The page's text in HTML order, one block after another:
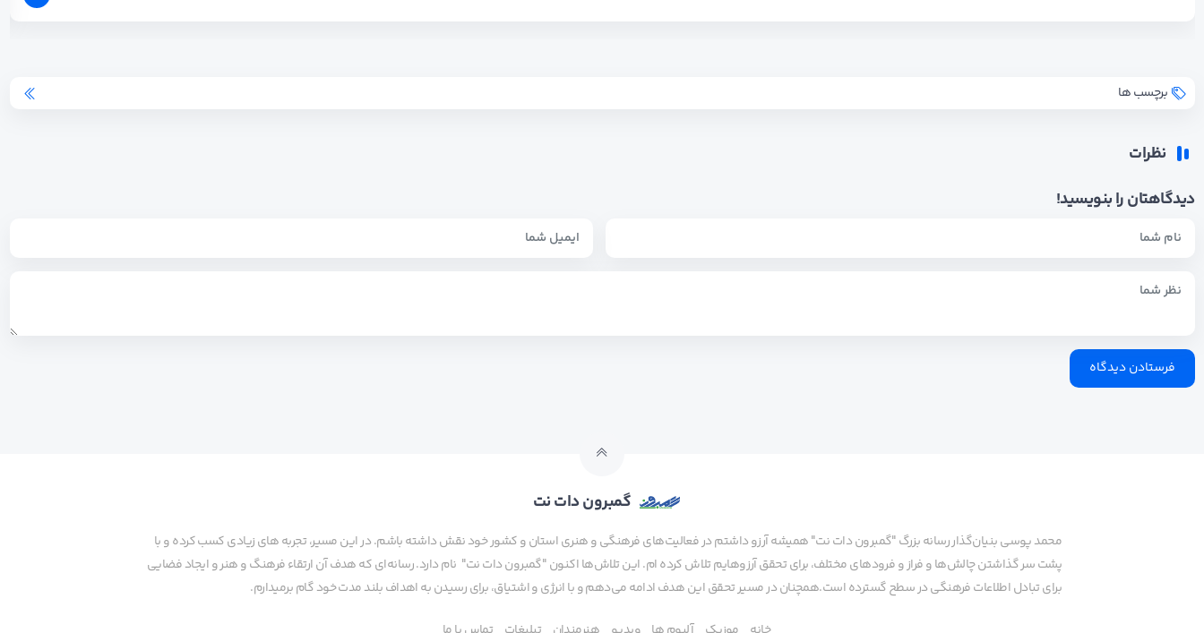
برچسب ها
نظرات
دیدگاهتان را بنویسید!
گمبرون دات نت
محمد پوسی بنیان‌گذار رسانه بزرگ "گمبرون دات نت" همیشه آرزو داشتم در فعالیت‌های فرهنگی و هنری استان و کشور خود نقش داشته باشم. در این مسیر، تجربه های زیادی کسب کرده و با
پشت سر گذاشتن چالش‌ها و فراز و فرودهای مختلف، برای تحقق آرزوهایم تلاش کرده ام. این تلاش‌ها اکنون "گمبرون دات نت" نام دارد. رسانه‌ای که هدف آن ارتقاء فرهنگ و هنر و ایجاد فضایی
برای تبادل اطلاعات فرهنگی در سطح گسترده است.همچنان در مسیر تحقق این هدف ادامه می‌دهم و با انرژی و اشتیاق، برای رسیدن به اهداف بلند مدت خود گام برمیدارم.